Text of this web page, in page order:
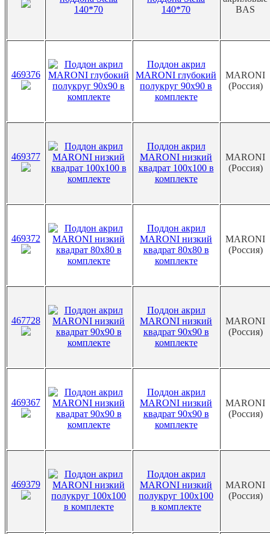
140*70
BAS
469376
Поддон акрил
MARONI глубокий
полукруг 90х90 в
комплекте
MARONI
(Россия)
469377
Поддон акрил
MARONI низкий
квадрат 100х100 в
комплекте
MARONI
(Россия)
469372
Поддон акрил
MARONI низкий
квадрат 80х80 в
комплекте
MARONI
(Россия)
467728
Поддон акрил
MARONI низкий
квадрат 90х90 в
комплекте
MARONI
(Россия)
469367
Поддон акрил
MARONI низкий
квадрат 90х90 в
комплекте
MARONI
(Россия)
469379
Поддон акрил
MARONI низкий
полукруг 100х100
в комплекте
MARONI
(Россия)